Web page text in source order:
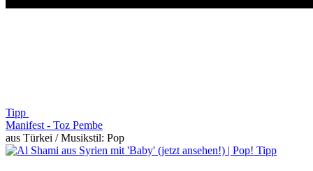
Tipp
Manifest - Toz Pembe
aus Türkei / Musikstil: Pop
Tipp